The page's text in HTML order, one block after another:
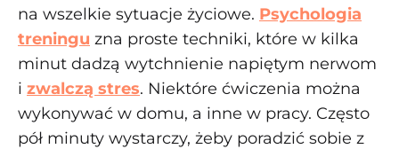
na wszelkie sytuacje życiowe. Psychologia
treningu zna proste techniki, które w kilka
minut dadzą wytchnienie napiętym nerwom
i zwalczą stres. Niektóre ćwiczenia można
wykonywać w domu, a inne w pracy. Często
pół minuty wystarczy, żeby poradzić sobie z